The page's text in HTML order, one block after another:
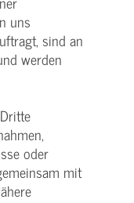
uns
sind an
werden
oder
mit